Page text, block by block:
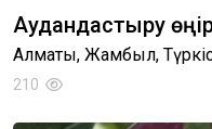
Аудандастыру
Алматы, Жамбыл,
210